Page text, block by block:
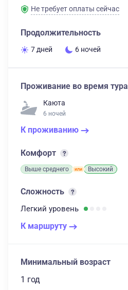
Не требует оплаты сейчас
Продолжительность
7 дней 6 ночей
Проживание во время тура
Каюта
6 ночей
К проживанию
Комфорт
Выше среднего Высокий
Сложность
Легкий уровень
К маршруту
Минимальный возраст
1 год